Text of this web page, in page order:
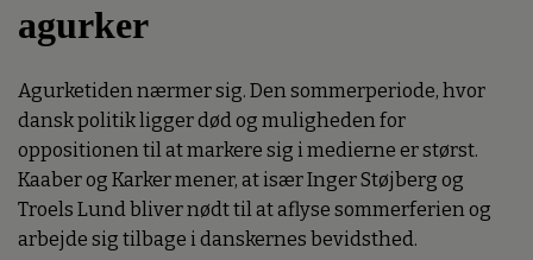
agurker
Agurketiden nærmer sig. Den sommerperiode, hvor
dansk politik ligger død og muligheden for
oppositionen til at markere sig i medierne er størst.
Kaaber og Karker mener, at især Inger Støjberg og
Troels Lund bliver nødt til at aflyse sommerferien og
arbejde sig tilbage i danskernes bevidsthed.